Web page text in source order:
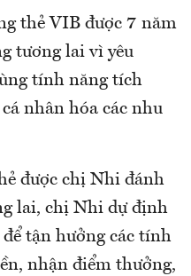
thẻ VIB được 7 năm
tương lai vì yêu
tính năng tích
nhân hóa các nhu
được chị Nhi đánh
lai, chị Nhi dự định
tận hưởng các tính
nhận điểm thưởng,